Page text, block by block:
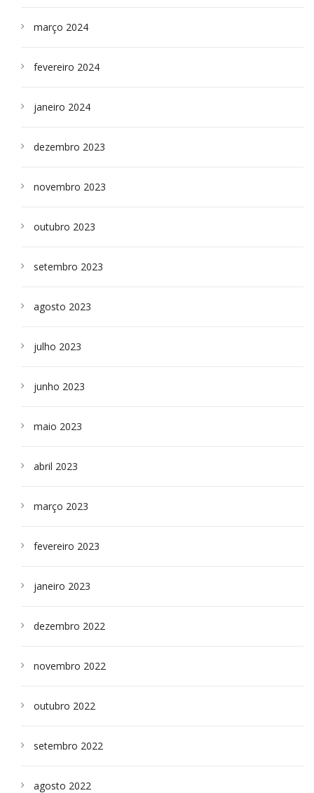
março 2024
fevereiro 2024
janeiro 2024
dezembro 2023
novembro 2023
outubro 2023
setembro 2023
agosto 2023
julho 2023
junho 2023
maio 2023
abril 2023
março 2023
fevereiro 2023
janeiro 2023
dezembro 2022
novembro 2022
outubro 2022
setembro 2022
agosto 2022